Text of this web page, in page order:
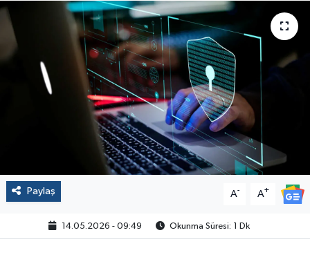
Paylaş A- A+
14.05.2026 - 09:49 Okunma Süresi: 1 Dk
Magazin
Politika
Kadın